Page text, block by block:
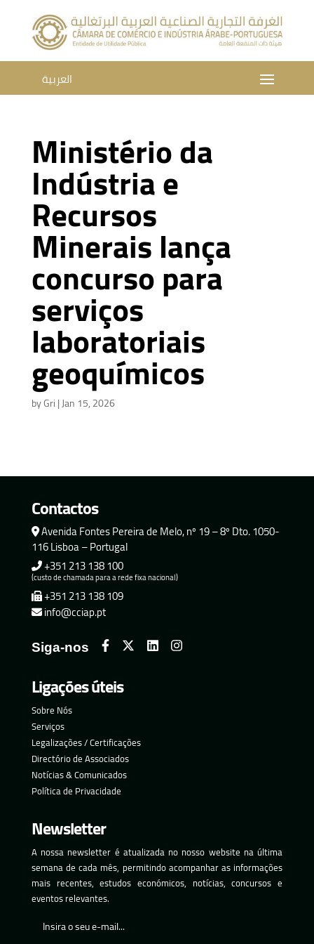
العربية
Ministério da
Indústria e
Recursos
Minerais lança
concurso para
serviços
laboratoriais
geoquímicos
byGri|Jan 15, 2026
Contactos
Avenida Fontes Pereira de Melo, nº 19 – 8º Dto. 1050-
116 Lisboa – Portugal
+351 213 138 100
(custo de chamada para a rede fixa nacional)
+351 213 138 109
info@cciap.pt
Siga-nos
Ligações úteis
Sobre Nós
Serviços
Legalizações / Certificações
Directório de Associados
Notícias & Comunicados
Política de Privacidade
Newsletter
A nossa newsletter é atualizada no nosso website na última
semana de cada mês, permitindo acompanhar as informações
mais recentes, estudos económicos, notícias, concursos e
eventos relevantes.